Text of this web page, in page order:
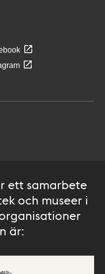
ett samarbete
och museer i
är: